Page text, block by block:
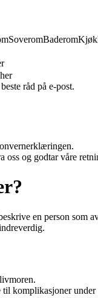
SoveromBaderom
råd på e-post.
oss og godtar våre
en person som
komplikasjoner under